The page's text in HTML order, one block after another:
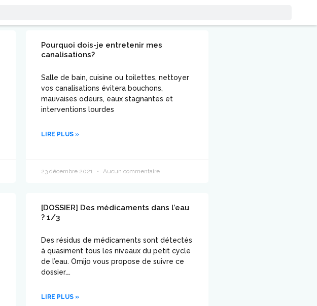
Pourquoi dois-je entretenir mes
canalisations?
Salle de bain, cuisine ou toilettes, nettoyer
vos canalisations évitera bouchons,
mauvaises odeurs, eaux stagnantes et
interventions lourdes
LIRE PLUS »
23 décembre 2021 Aucun commentaire
[DOSSIER] Des médicaments dans l’eau
? 1/3
Des résidus de médicaments sont détectés
à quasiment tous les niveaux du petit cycle
de l’eau. Omijo vous propose de suivre ce
dossier….
LIRE PLUS »